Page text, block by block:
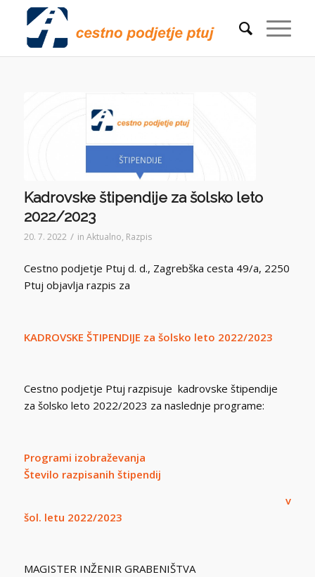
Kadrovske štipendije za šolsko leto
2022/2023
20. 7. 2022 / in Aktualno, Razpis
Cestno podjetje Ptuj d. d., Zagrebška cesta 49/a, 2250
Ptuj objavlja razpis za
KADROVSKE ŠTIPENDIJE za šolsko leto 2022/2023
Cestno podjetje Ptuj razpisuje kadrovske štipendije
za šolsko leto 2022/2023 za naslednje programe:
Programi izobraževanja
Število razpisanih štipendij
v
šol. letu 2022/2023
MAGISTER INŽENIR GRABENIŠTVA